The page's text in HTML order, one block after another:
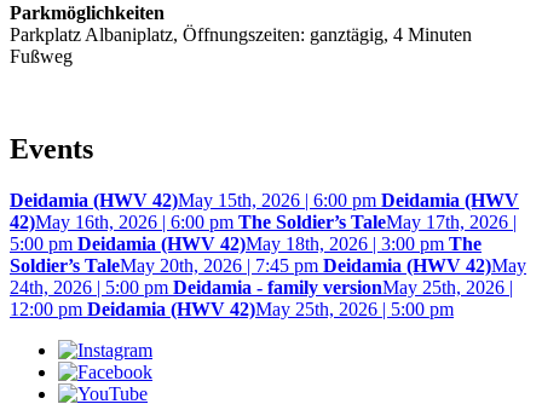
Parkmöglichkeiten
Parkplatz Albaniplatz, Öffnungszeiten: ganztägig, 4 Minuten
Fußweg
Events
Deidamia (HWV 42)May 15th, 2026 | 6:00 pm Deidamia (HWV
42)May 16th, 2026 | 6:00 pm The Soldier’s TaleMay 17th, 2026 |
5:00 pm Deidamia (HWV 42)May 18th, 2026 | 3:00 pm The
Soldier’s TaleMay 20th, 2026 | 7:45 pm Deidamia (HWV 42)May
24th, 2026 | 5:00 pm Deidamia - family versionMay 25th, 2026 |
12:00 pm Deidamia (HWV 42)May 25th, 2026 | 5:00 pm